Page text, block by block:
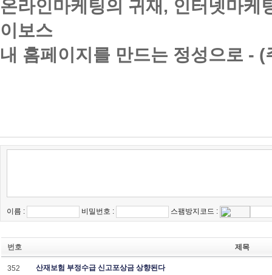
온라인마케팅의 귀재, 인터넷마케
이보스
내 홈페이지를 만드는 정성으로 -
이름 : 비밀번호 : 스팸방지코드 :
번호 제목
352 산재보험 부정수급 신고포상금 상향된다